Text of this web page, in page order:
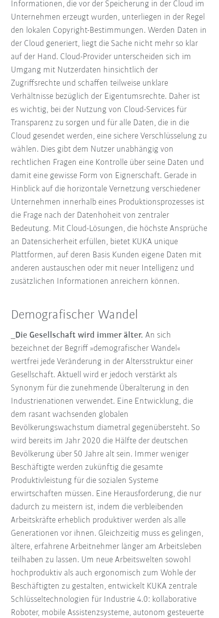
Informationen, die vor der Speicherung in der Cloud im
Unternehmen erzeugt wurden, unterliegen in der Regel
den lokalen Copyright-Bestimmungen. Werden Daten in
der Cloud generiert, liegt die Sache nicht mehr so klar
auf der Hand. Cloud-Provider unterscheiden sich im
Umgang mit Nutzerdaten hinsichtlich der
Zugriffsrechte und schaffen teilweise unklare
Verhältnisse bezüglich der Eigentumsrechte. Daher ist
es wichtig, bei der Nutzung von Cloud-Services für
Transparenz zu sorgen und für alle Daten, die in die
Cloud gesendet werden, eine sichere Verschlüsselung zu
wählen. Dies gibt dem Nutzer unabhängig von
rechtlichen Fragen eine Kontrolle über seine Daten und
damit eine gewisse Form von Eignerschaft. Gerade in
Hinblick auf die horizontale Vernetzung verschiedener
Unternehmen innerhalb eines Produktionsprozesses ist
die Frage nach der Datenhoheit von zentraler
Bedeutung. Mit Cloud-Lösungen, die höchste Ansprüche
an Datensicherheit erfüllen, bietet KUKA unique
Plattformen, auf deren Basis Kunden eigene Daten mit
anderen austauschen oder mit neuer Intelligenz und
zusätzlichen Informationen anreichern können.
Demografischer Wandel
_Die Gesellschaft wird immer älter. An sich
bezeichnet der Begriff »demografischer Wandel«
wertfrei jede Veränderung in der Altersstruktur einer
Gesellschaft. Aktuell wird er jedoch verstärkt als
Synonym für die zunehmende Überalterung in den
Industrienationen verwendet. Eine Entwicklung, die
dem rasant wachsenden globalen
Bevölkerungswachstum diametral gegenübersteht. So
wird bereits im Jahr 2020 die Hälfte der deutschen
Bevölkerung über 50 Jahre alt sein. Immer weniger
Beschäftigte werden zukünftig die gesamte
Produktivleistung für die sozialen Systeme
erwirtschaften müssen. Eine Herausforderung, die nur
dadurch zu meistern ist, indem die verbleibenden
Arbeitskräfte erheblich produktiver werden als alle
Generationen vor ihnen. Gleichzeitig muss es gelingen,
ältere, erfahrene Arbeitnehmer länger am Arbeitsleben
teilhaben zu lassen. Um neue Arbeitswelten sowohl
hochproduktiv als auch ergonomisch zum Wohle der
Beschäftigten zu gestalten, entwickelt KUKA zentrale
Schlüsseltechnologien für Industrie 4.0: kollaborative
Roboter, mobile Assistenzsysteme, autonom gesteuerte